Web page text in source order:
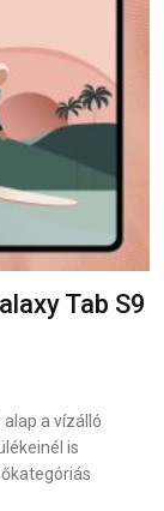
Tab S9
a vízálló
is